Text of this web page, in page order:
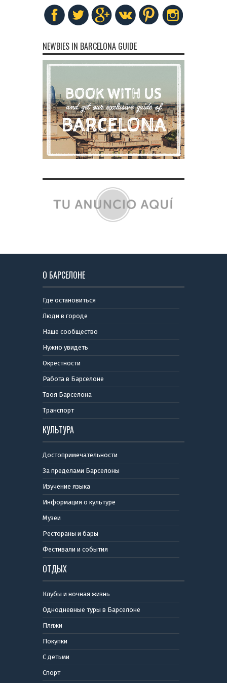
NEWBIES IN BARCELONA GUIDE
О БАРСЕЛОНЕ
Где остановиться
Люди в городе
Наше сообщество
Нужно увидеть
Окрестности
Работа в Барселоне
Твоя Барселона
Транспорт
КУЛЬТУРА
Достопримечательности
За пределами Барселоны
Изучение языка
Информация о культуре
Музеи
Рестораны и бары
Фестивали и события
ОТДЫХ
Клубы и ночная жизнь
Однодневные туры в Барселоне
Пляжи
Покупки
С детьми
Спорт